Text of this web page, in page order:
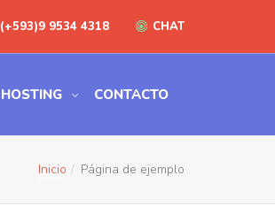
CHAT
(+593)9 9534 4318
HOSTING CONTACTO
Inicio Página de ejemplo